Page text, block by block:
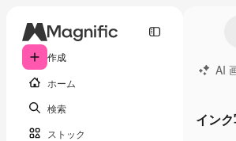
作成
ホーム
検索
ストック
AI
イン